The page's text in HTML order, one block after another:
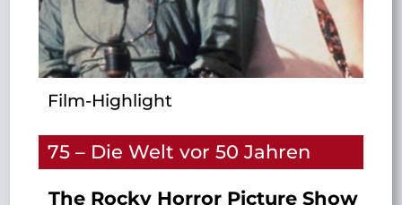
Film-Highlight
75 – Die Welt vor 50 Jahren
The Rocky Horror Picture Show